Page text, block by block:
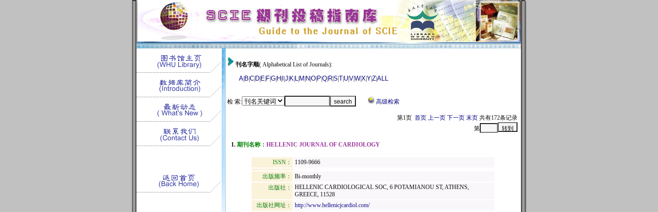
刊名字顺( Alphabetical List of Journals):
A B C D E FG H J K L M N O P Q RS T UVWXYZALL
检 索: 高级检索
第1页 首页 上一页 下一页 末页共有172条记录
第
1. 期刊名称： HELLENIC JOURNAL OF CARDIOLOGY
ISSN： 1109-9666
出版频率：
Bi-monthly
出版社：
HELLENIC CARDIOLOGICAL SOC, 6 POTAMIANOU ST, ATHENS,
GREECE, 11528
出版社网址：
http://www.hellenicjcardiol.com/